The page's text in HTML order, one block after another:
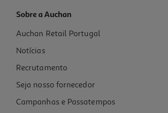
Figura Asterix Nova Edição - Coleção Comics Speech
49.99 €/un
49,99 €
Sobre a Auchan
Auchan Retail Portugal
Notícias
Recrutamento
Seja nosso fornecedor
Campanhas e Passatempos